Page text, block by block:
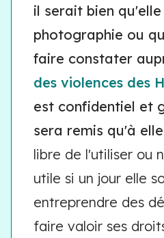
il serait bien qu'elle
photographie ou
faire constater
des violences des
est confidentiel et
sera remis qu'à
libre de l'utiliser ou
utile si un jour elle
entreprendre des
faire valoir ses